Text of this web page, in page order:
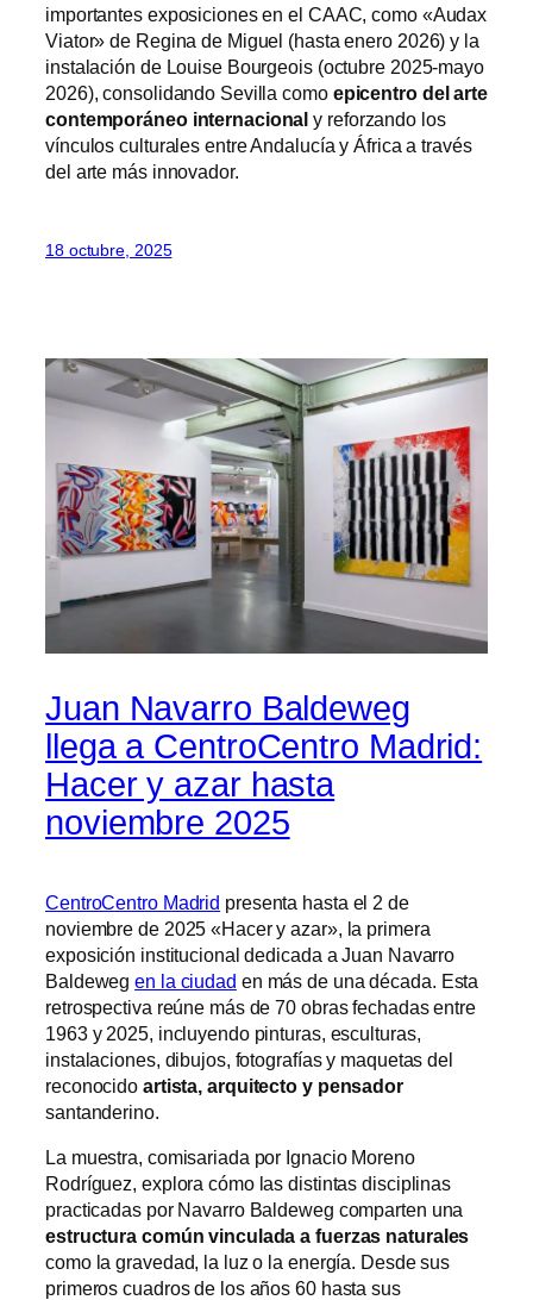
importantes exposiciones en el CAAC, como «Audax
Viator» de Regina de Miguel (hasta enero 2026) y la
instalación de Louise Bourgeois (octubre 2025-mayo
2026), consolidando Sevilla como epicentro del arte
contemporáneo internacional y reforzando los
vínculos culturales entre Andalucía y África a través
del arte más innovador.
18 octubre, 2025
Juan Navarro Baldeweg
llega a CentroCentro Madrid:
Hacer y azar hasta
noviembre 2025
CentroCentro Madrid presenta hasta el 2 de
noviembre de 2025 «Hacer y azar», la primera
exposición institucional dedicada a Juan Navarro
Baldewegen la ciudad en más de una década. Esta
retrospectiva reúne más de 70 obras fechadas entre
1963 y 2025, incluyendo pinturas, esculturas,
instalaciones, dibujos, fotografías y maquetas del
reconocido artista, arquitecto y pensador
santanderino.
La muestra, comisariada por Ignacio Moreno
Rodríguez, explora cómo las distintas disciplinas
practicadas por Navarro Baldeweg comparten una
estructura común vinculada a fuerzas naturales
como la gravedad, la luz o la energía. Desde sus
primeros cuadros de los años 60 hasta sus